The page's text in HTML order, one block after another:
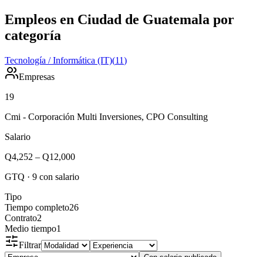
Empleos en Ciudad de Guatemala por
categoría
Tecnología / Informática (IT)(11)
Empresas
19
Cmi - Corporación Multi Inversiones, CPO Consulting
Salario
Q4,252 – Q12,000
GTQ · 9 con salario
Tipo
Tiempo completo26
Contrato2
Medio tiempo1
Filtrar